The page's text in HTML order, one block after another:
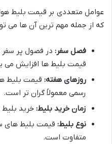
عوامل متعددی بر قیمت بلیط
که از جمله مهم ترین آن ها می
فصل سفر: در فصول پر سفر
قیمت بلیط ها افزایش می
روزهای هفته: قیمت بلیط
رسمی معمولاً گران تر است.
زمان خرید بلیط: خرید بلیط
نوع بلیط: قیمت بلیط های
متفاوت است.